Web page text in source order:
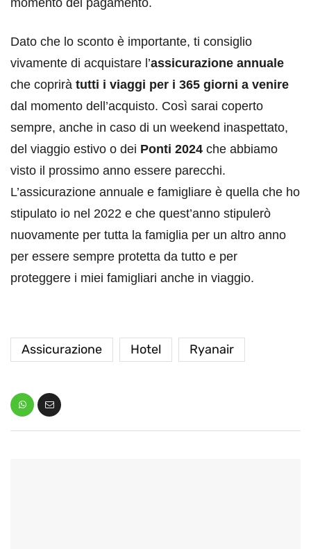
Dato che lo sconto è importante, ti consiglio
vivamente di acquistare l’assicurazione annuale
che coprirà tutti i viaggi per i 365 giorni a venire
dal momento dell’acquisto. Così sarai coperto
sempre, anche in caso di un weekend inaspettato,
del viaggio estivo o dei Ponti 2024 che abbiamo
visto il prossimo anno essere parecchi.
L’assicurazione annuale e famigliare è quella che ho
stipulato io nel 2022 e che quest’anno stipulerò
nuovamente per tutta la famiglia per un altro anno
per essere sempre protetta da tutto e per
proteggere i miei famigliari anche in viaggio.
Assicurazione Hotel Ryanair